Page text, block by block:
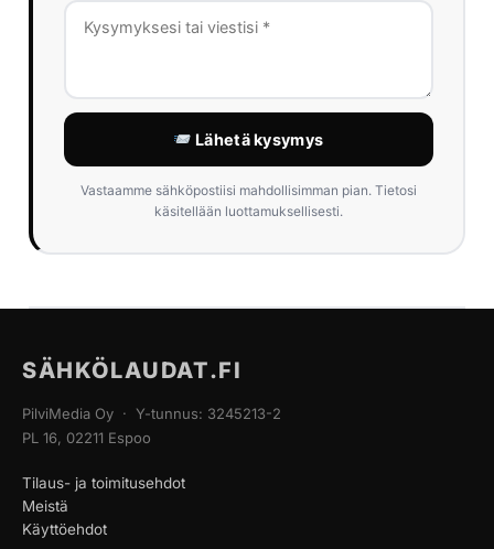
Lähetä kysymys
Vastaamme sähköpostiisi mahdollisimman pian. Tietosi
käsitellään luottamuksellisesti.
SÄHKÖLAUDAT.FI
PilviMedia Oy · Y-tunnus: 3245213-2
PL 16, 02211 Espoo
Tilaus- ja toimitusehdot
Meistä
Käyttöehdot